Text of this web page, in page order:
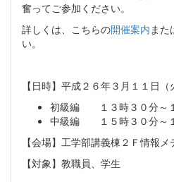
奮ってご参加ください。
詳しくは、こちらの開催案内また
い。
【日時】平成２６年３月１１日（
初級編 １３時３０分～
中級編 １５時３０分～
【会場】工学部講義棟２Ｆ情報
【対象】教職員、学生